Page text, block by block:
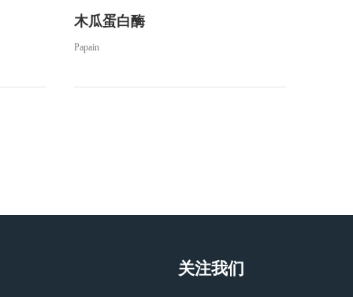
木瓜蛋白酶
Papain
关注我们